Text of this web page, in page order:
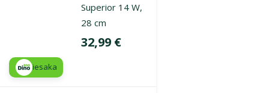
Superior 14 W,
28 cm
Cena
32,99 €
iesaka